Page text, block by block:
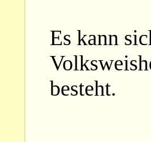
Es kann
besteht.